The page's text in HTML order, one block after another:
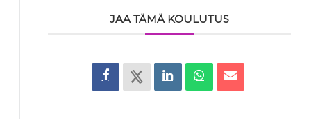
JAA TÄMÄ KOULUTUS